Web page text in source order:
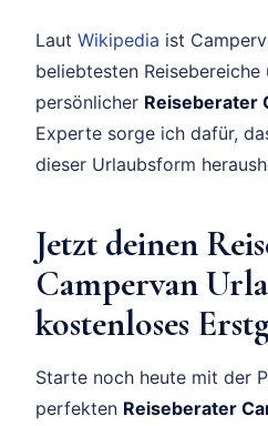
Laut Wikipedia ist
beliebtesten
persönlicher Reiseberater
Experte sorge ich dafür,
dieser Urlaubsform
Jetzt deinen
Campervan
kostenloses
Starte noch heute mit der
perfekten Reiseberater